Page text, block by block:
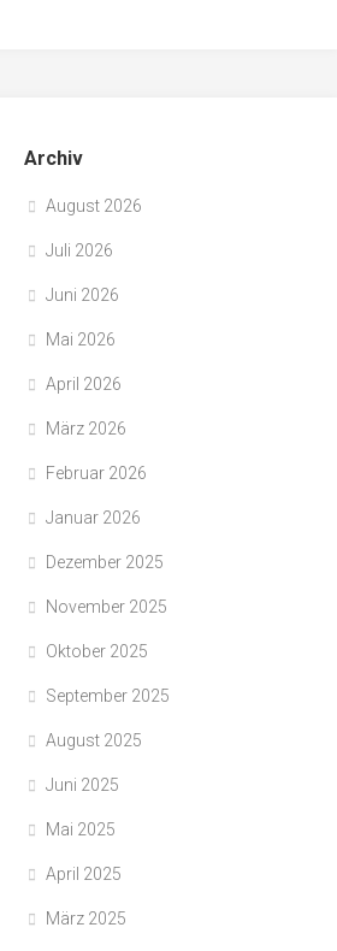
Archiv
August 2026
Juli 2026
Juni 2026
Mai 2026
April 2026
März 2026
Februar 2026
Januar 2026
Dezember 2025
November 2025
Oktober 2025
September 2025
August 2025
Juni 2025
Mai 2025
April 2025
März 2025